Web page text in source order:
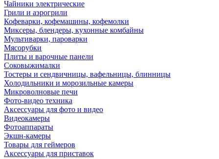
Чайники электрические
Грили и аэрогрили
Кофеварки, кофемашины, кофемолки
Миксеры, блендеры, кухонные комбайны
Мультиварки, пароварки
Мясорубки
Плиты и варочные панели
Соковыжималки
Тостеры и сендвичницы, вафельницы, блинницы
Холодильники и морозильные камеры
Микроволновые печи
Фото-видео техника
Аксессуары для фото и видео
Видеокамеры
Фотоаппараты
Экшн-камеры
Товары для геймеров
Аксессуары для приставок